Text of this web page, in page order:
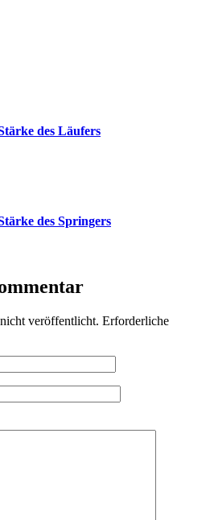
des Läufers
des Springers
veröffentlicht. Erforderliche